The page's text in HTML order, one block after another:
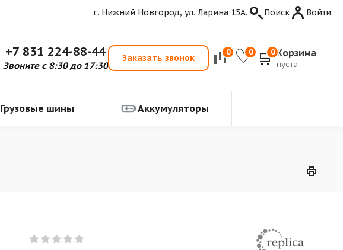
г. Нижний Новгород, ул. Ларина 15А. Поиск Войти
+7 831 224-88-44
Звоните с 8:30 до 17:30
Заказать звонок
0 0 0 Корзина
пуста
Грузовые шины Аккумуляторы